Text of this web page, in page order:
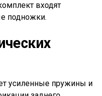
входят
подножки.
усиленные пружины и